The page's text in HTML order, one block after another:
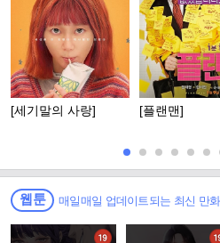
[세기말의 사랑] [플랜맨]
웹툰 매일매일 업데이트되는 최신 만